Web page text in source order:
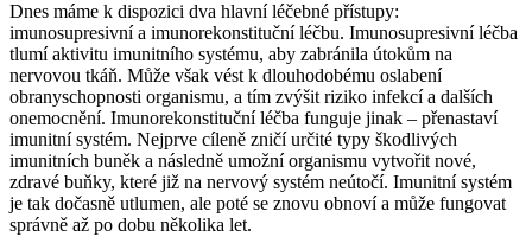
Dnes máme k dispozici dva hlavní léčebné přístupy:
imunosupresivní a imunorekonstituční léčbu. Imunosupresivní léčba
tlumí aktivitu imunitního systému, aby zabránila útokům na
nervovou tkáň. Může však vést k dlouhodobému oslabení
obranyschopnosti organismu, a tím zvýšit riziko infekcí a dalších
onemocnění. Imunorekonstituční léčba funguje jinak – přenastaví
imunitní systém. Nejprve cíleně zničí určité typy škodlivých
imunitních buněk a následně umožní organismu vytvořit nové,
zdravé buňky, které již na nervový systém neútočí. Imunitní systém
je tak dočasně utlumen, ale poté se znovu obnoví a může fungovat
správně až po dobu několika let.